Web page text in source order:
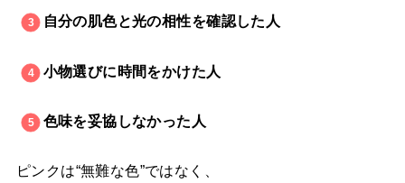
自分の肌色と光の相性を確認した人
小物選びに時間をかけた人
色味を妥協しなかった人
ピンクは“無難な色”ではなく、